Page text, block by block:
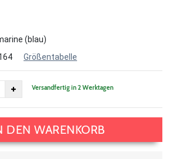
(blau)
Größentabelle
Versandfertig in 2 Werktagen
DEN WARENKORB